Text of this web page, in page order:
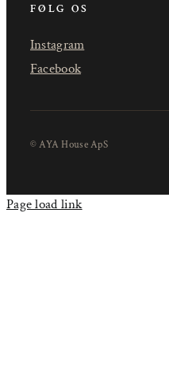
FØLG OS
Instagram
Facebook
© AYA House ApS
Page load link